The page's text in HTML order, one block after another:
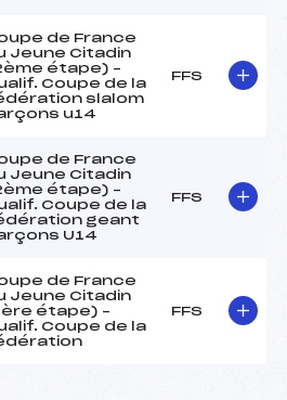
de France
Jeune Citadin
étape) –
Coupe de la
slalom
u14
FFS
de France
Jeune Citadin
étape) –
Coupe de la
geant
U14
FFS
de France
Jeune Citadin
étape) –
Coupe de la
FFS